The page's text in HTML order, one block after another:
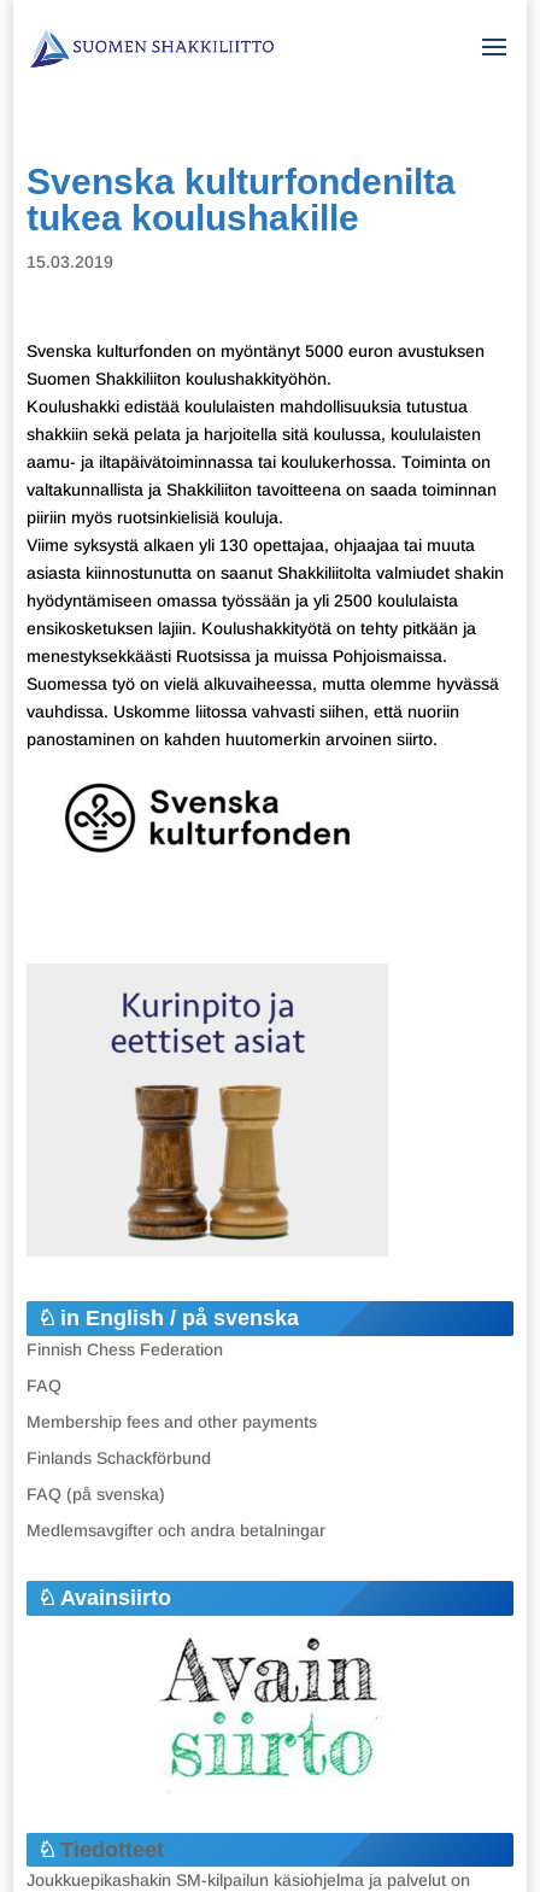
Svenska kulturfondenilta
tukea koulushakille
15.03.2019
Svenska kulturfonden on myöntänyt 5000 euron avustuksen
Suomen Shakkiliiton koulushakkityöhön.
Koulushakki edistää koululaisten mahdollisuuksia tutustua
shakkiin sekä pelata ja harjoitella sitä koulussa, koululaisten
aamu- ja iltapäivätoiminnassa tai koulukerhossa. Toiminta on
valtakunnallista ja Shakkiliiton tavoitteena on saada toiminnan
piiriin myös ruotsinkielisiä kouluja.
Viime syksystä alkaen yli 130 opettajaa, ohjaajaa tai muuta
asiasta kiinnostunutta on saanut Shakkiliitolta valmiudet shakin
hyödyntämiseen omassa työssään ja yli 2500 koululaista
ensikosketuksen lajiin. Koulushakkityötä on tehty pitkään ja
menestyksekkäästi Ruotsissa ja muissa Pohjoismaissa.
Suomessa työ on vielä alkuvaiheessa, mutta olemme hyvässä
vauhdissa. Uskomme liitossa vahvasti siihen, että nuoriin
panostaminen on kahden huutomerkin arvoinen siirto.
in English / på svenska
Finnish Chess Federation
FAQ
Membership fees and other payments
Finlands Schackförbund
FAQ (på svenska)
Medlemsavgifter och andra betalningar
Avainsiirto
Tiedotteet
Joukkuepikashakin SM-kilpailun käsiohjelma ja palvelut on